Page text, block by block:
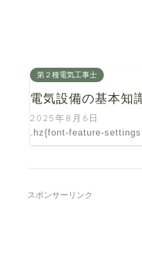
第２種電気工事士
電気設備の基本知
2025年8月6日
.hz{font-feature-
スポンサーリンク